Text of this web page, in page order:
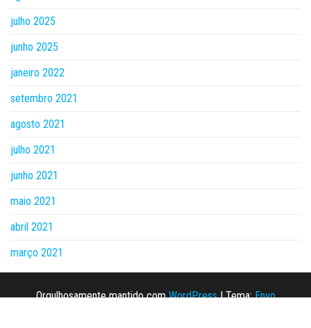
julho 2025
junho 2025
janeiro 2022
setembro 2021
agosto 2021
julho 2021
junho 2021
maio 2021
abril 2021
março 2021
Orgulhosamente mantido comWordPress |Tema:Envo